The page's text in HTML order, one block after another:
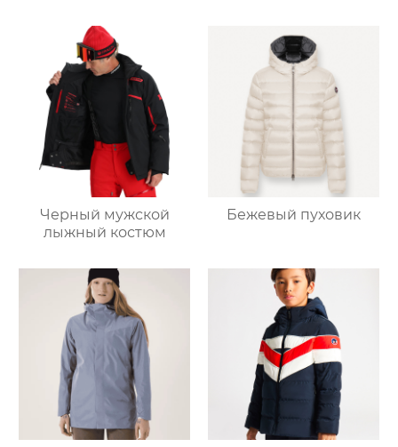
Черный мужской
лыжный костюм
Бежевый пуховик